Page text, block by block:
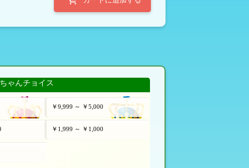
ゃんチョイス
￥9,999 ～ ￥5,000
￥1,999 ～ ￥1,000